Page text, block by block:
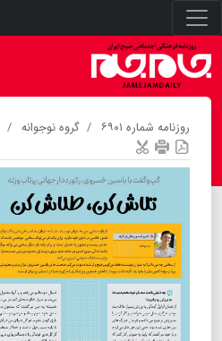
روزنامه شماره ۶۹۰۱ گروه نوجوانه